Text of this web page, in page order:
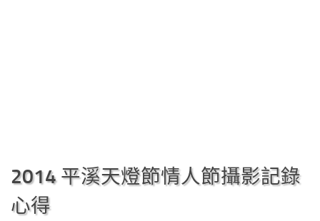
2014 平溪天燈節情人節攝影記錄
心得